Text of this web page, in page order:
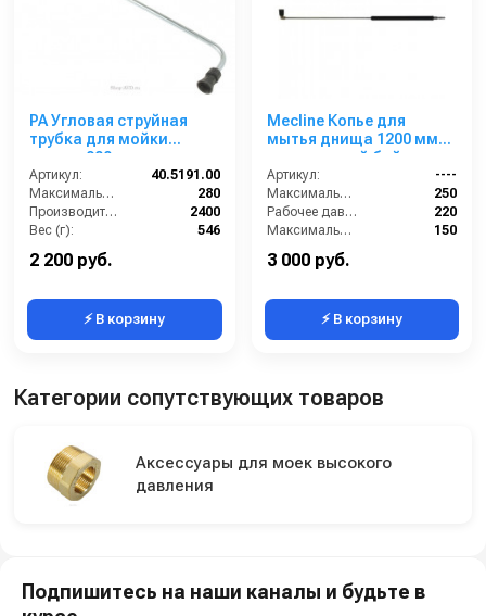
PA Угловая струйная
трубка для мойки
днища 900 мм
Артикул:
40.5191.00
Максимальное давление (бар):
280
Производительность (л/ч):
2400
Вес (г):
546
2 200 руб.
⚡ В корзину
Mecline Копье для
мытья днища 1200 мм
под длинный байонет
Артикул:
----
Максимальное давление (бар):
250
Рабочее давление (бар):
220
Максимальная температура воды (°C):
150
3 000 руб.
⚡ В корзину
Категории сопутствующих товаров
Аксессуары для моек высокого
давления
Подпишитесь на наши каналы и будьте в